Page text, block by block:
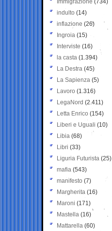
Immigrazione (734)
indulto (14)
inflazione (26)
Ingroia (15)
Interviste (16)
la casta (1.394)
La Destra (45)
La Sapienza (5)
Lavoro (1.316)
LegaNord (2.411)
Letta Enrico (154)
Liberi e Uguali (10)
Libia (68)
Libri (33)
Liguria Futurista (25)
mafia (543)
manifesto (7)
Margherita (16)
Maroni (171)
Mastella (16)
Mattarella (60)